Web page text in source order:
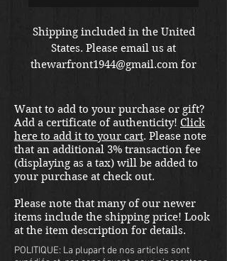
Shipping included in the United
States. Please email us at
thewarfront1944@gmail.com for
Want to add to your purchase or gift?
Add a certificate of authenticity! Click
here to add it to your cart. Please note
that an additional 3% transaction fee
(displaying as a tax) will be added to
your purchase at check out.
Please note that many of our newer
items include the shipping price! Look
at the item description for details.
POLITIQUE: La plupart de nos articles sont